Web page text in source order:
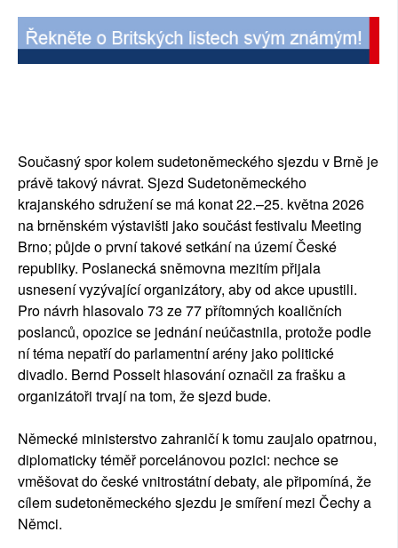
Současný spor kolem sudetoněmeckého sjezdu v Brně je
právě takový návrat. Sjezd Sudetoněmeckého
krajanského sdružení se má konat 22.–25. května 2026
na brněnském výstavišti jako součást festivalu Meeting
Brno; půjde o první takové setkání na území České
republiky. Poslanecká sněmovna mezitím přijala
usnesení vyzývající organizátory, aby od akce upustili.
Pro návrh hlasovalo 73 ze 77 přítomných koaličních
poslanců, opozice se jednání neúčastnila, protože podle
ní téma nepatří do parlamentní arény jako politické
divadlo. Bernd Posselt hlasování označil za frašku a
organizátoři trvají na tom, že sjezd bude.
Německé ministerstvo zahraničí k tomu zaujalo opatrnou,
diplomaticky téměř porcelánovou pozici: nechce se
vměšovat do české vnitrostátní debaty, ale připomíná, že
cílem sudetoněmeckého sjezdu je smíření mezi Čechy a
Němci.